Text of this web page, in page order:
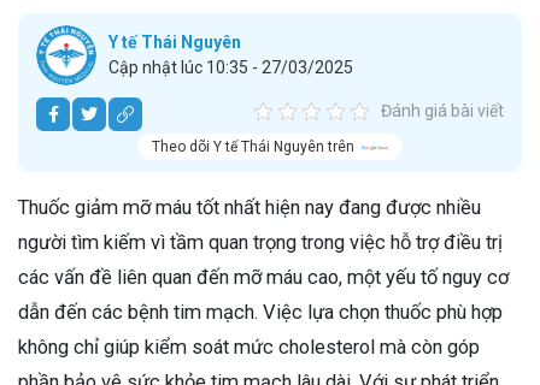
Y tế Thái Nguyên
Cập nhật lúc 10:35 - 27/03/2025
Đánh giá bài viết
Theo dõi Y tế Thái Nguyên trên
Thuốc giảm mỡ máu tốt nhất hiện nay đang được nhiều
người tìm kiếm vì tầm quan trọng trong việc hỗ trợ điều trị
các vấn đề liên quan đến mỡ máu cao, một yếu tố nguy cơ
dẫn đến các bệnh tim mạch. Việc lựa chọn thuốc phù hợp
không chỉ giúp kiểm soát mức cholesterol mà còn góp